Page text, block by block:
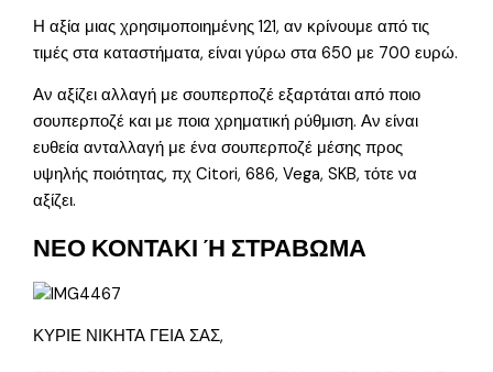
Η αξία μιας χρησιμοποιημένης 121, αν κρίνουμε από τις
τιμές στα καταστήματα, είναι γύρω στα 650 με 700 ευρώ.
Αν αξίζει αλλαγή με σουπερποζέ εξαρτάται από ποιο
σουπερποζέ και με ποια χρηματική ρύθμιση. Αν είναι
ευθεία ανταλλαγή με ένα σουπερποζέ μέσης προς
υψηλής ποιότητας, πχ Citori, 686, Vega, SKB, τότε να
αξίζει.
ΝΕΟ ΚΟΝΤΑΚΙ Ή ΣΤΡΑΒΩΜΑ
ΚΥΡΙΕ ΝΙΚΗΤΑ ΓΕΙΑ ΣΑΣ,